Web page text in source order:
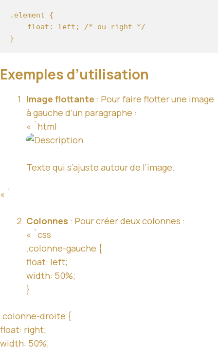
.element {
    float: left; /* ou right */
Exemples d’utilisation
Image flottante : Pour faire flotter une image
à gauche d’un paragraphe :
« `html
Texte qui s’ajuste autour de l’image.
« `
Colonnes : Pour créer deux colonnes :
« `css
.colonne-gauche {
float: left;
width: 50%;
}
.colonne-droite {
float: right;
width: 50%;